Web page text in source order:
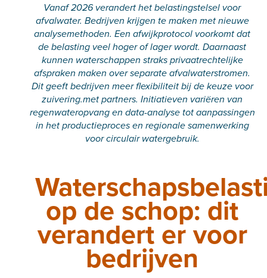
Vanaf 2026 verandert het belastingstelsel voor
afvalwater. Bedrijven krijgen te maken met nieuwe
analysemethoden. Een afwijkprotocol voorkomt dat
de belasting veel hoger of lager wordt. Daarnaast
kunnen waterschappen straks privaatrechtelijke
afspraken maken over separate afvalwaterstromen.
Dit geeft bedrijven meer flexibiliteit bij de keuze voor
zuivering.met partners. Initiatieven variëren van
regenwateropvang en data-analyse tot aanpassingen
in het productieproces en regionale samenwerking
voor circulair watergebruik.
op de schop: dit
verandert er voor
bedrijven